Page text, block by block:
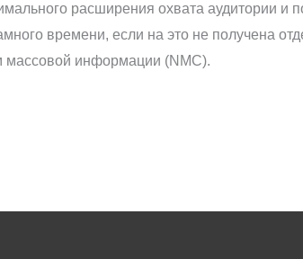
расширения охвата аудитории
времени, если на это не получена
массовой информации (NMC).